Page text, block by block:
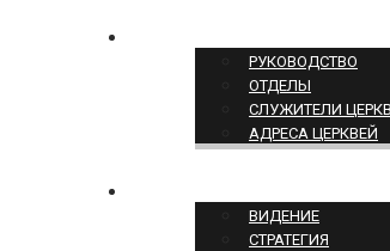
РУКОВОДСТВО
ОТДЕЛЫ
СЛУЖИТЕЛИ
АДРЕСА ЦЕРКВЕЙ
ВИДЕНИЕ
СТРАТЕГИЯ